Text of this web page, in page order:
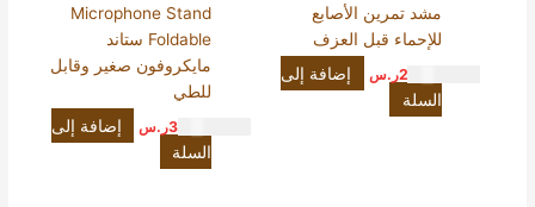
مشد تمرين الأصابع
للإحماء قبل العزف
20.00ر.س
إضافة إلى
السلة
Microphone Stand
Foldable ستاند
مايكروفون صغير وقابل
للطي
35.00ر.س
إضافة إلى
السلة